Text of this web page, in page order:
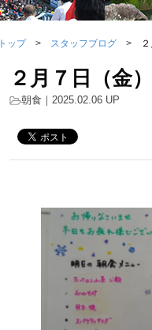
トップ スタッフブログ
２月７日（金
朝食 ｜2025.02.06 UP